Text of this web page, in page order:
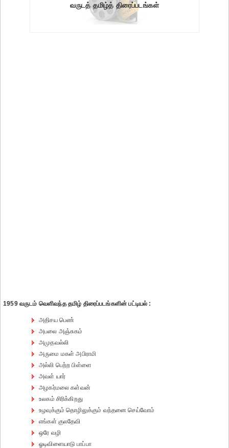
வருடத் தமிழ்த் திரைப்படங்கள்
1959 வருடம் வெளிவந்த தமிழ் திரைப்படங்களின் பட்டியல் :
அதிசய பெண்
அபலை அஞ்சுகம்
அமுதவல்லி
அருமை மகள் அபிராமி
அல்லி பெற்ற பிள்ளை
அவள் யார்
அழகர்மலை கள்வன்
உலகம் சிரிக்கிறது
உழவுக்கும் தொழிலுக்கும் வந்தனை செய்வோம்
எங்கள் குலதேவி
ஒரே வழி
ஓடிவிளையாடு பாப்பா